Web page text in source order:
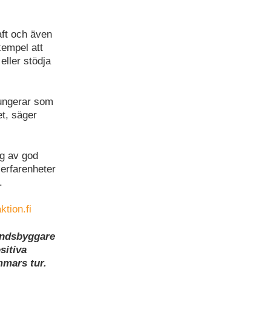
och även
att
stödja
som
säger
av god
tur.